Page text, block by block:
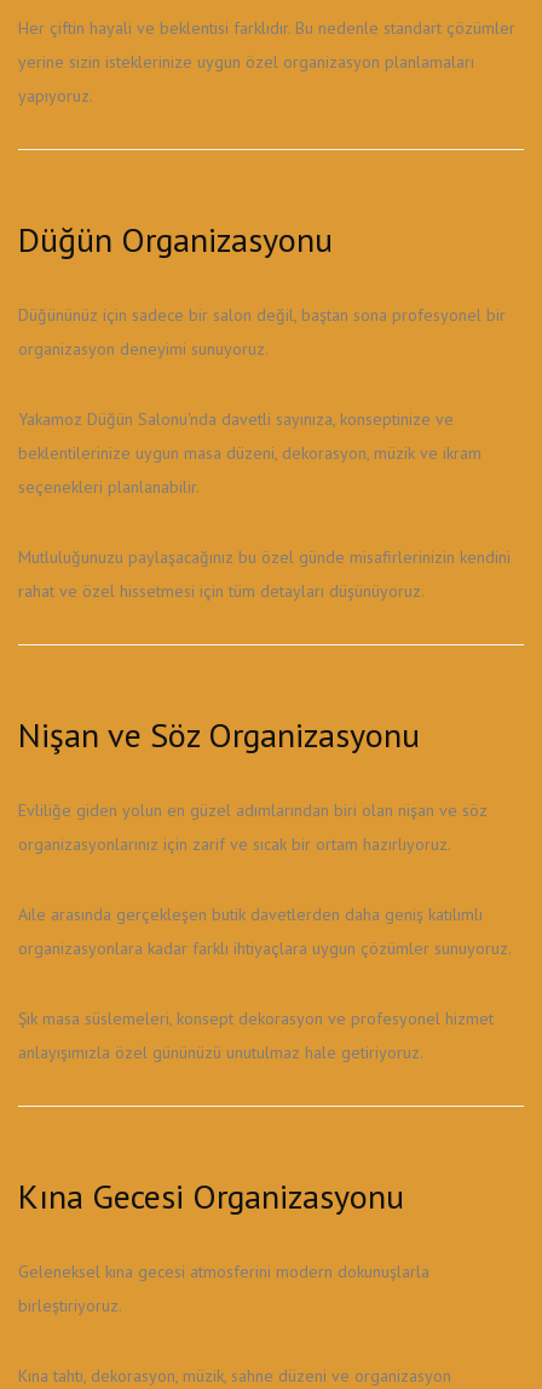
Her çiftin hayali ve beklentisi farklıdır. Bu nedenle standart çözümler
yerine sizin isteklerinize uygun özel organizasyon planlamaları
yapıyoruz.
Düğün Organizasyonu
Düğününüz için sadece bir salon değil, baştan sona profesyonel bir
organizasyon deneyimi sunuyoruz.
Yakamoz Düğün Salonu'nda davetli sayınıza, konseptinize ve
beklentilerinize uygun masa düzeni, dekorasyon, müzik ve ikram
seçenekleri planlanabilir.
Mutluluğunuzu paylaşacağınız bu özel günde misafirlerinizin kendini
rahat ve özel hissetmesi için tüm detayları düşünüyoruz.
Nişan ve Söz Organizasyonu
Evliliğe giden yolun en güzel adımlarından biri olan nişan ve söz
organizasyonlarınız için zarif ve sıcak bir ortam hazırlıyoruz.
Aile arasında gerçekleşen butik davetlerden daha geniş katılımlı
organizasyonlara kadar farklı ihtiyaçlara uygun çözümler sunuyoruz.
Şık masa süslemeleri, konsept dekorasyon ve profesyonel hizmet
anlayışımızla özel gününüzü unutulmaz hale getiriyoruz.
Kına Gecesi Organizasyonu
Geleneksel kına gecesi atmosferini modern dokunuşlarla
birleştiriyoruz.
Kına tahtı, dekorasyon, müzik, sahne düzeni ve organizasyon